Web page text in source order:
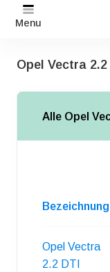
Menu
Opel Vectra
Alle Opel
Bezeichnung
Opel Vectra
2.2 DTI